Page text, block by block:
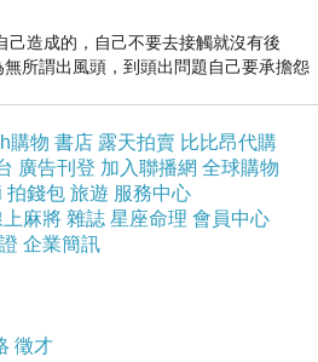
己造成的，自己不要去接觸就沒有後
所謂出風頭，到頭出問題自己要承擔怨
購物 書店 露天拍賣 比比昂代購
廣告刊登 加入聯播網 全球購物
拍錢包 旅遊 服務中心
上麻將 雜誌 星座命理 會員中心
企業簡訊
徵才